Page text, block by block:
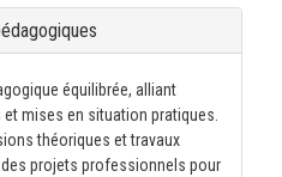
équilibrée, alliant
mises en situation pratiques.
théoriques et travaux
projets professionnels pour